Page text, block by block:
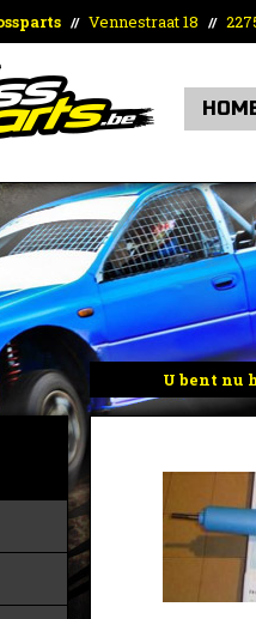
// Vennestraat 18 //
U bent nu